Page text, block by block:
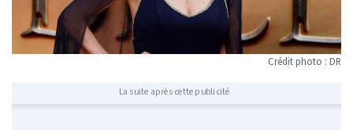
Crédit photo : DR
La suite après cette publicité